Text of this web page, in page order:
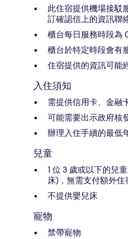
此住宿提供機場接駁
訂確認信上的資訊聯
櫃台每日服務時段
櫃台於特定時段會有
住宿提供的資訊可能
入住須知
需提供信用卡、金融
可能需要出示政府核
辦理入住手續的最低
兒童
1 位 3 歲或以下的兒
床)，無需支付額外住
不提供嬰兒床
寵物
禁帶寵物